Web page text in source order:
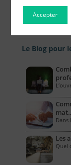
Le Blog pour
Dans
Les
Quel
Accepter